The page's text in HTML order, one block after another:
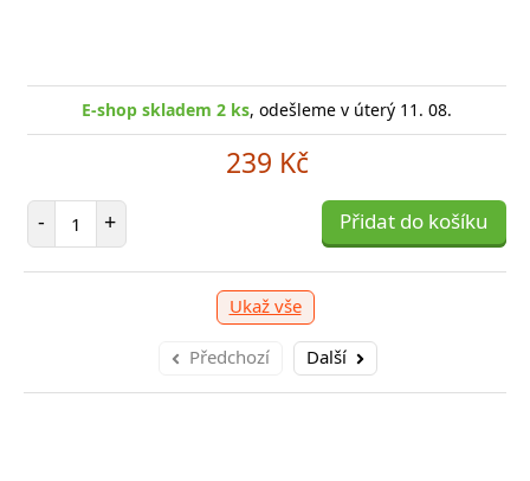
E-shop skladem 2 ks, odešleme v úterý 11. 08.
239 Kč
- Počet položek
+ Přidat do košíku
Ukaž vše
Předchozí Další